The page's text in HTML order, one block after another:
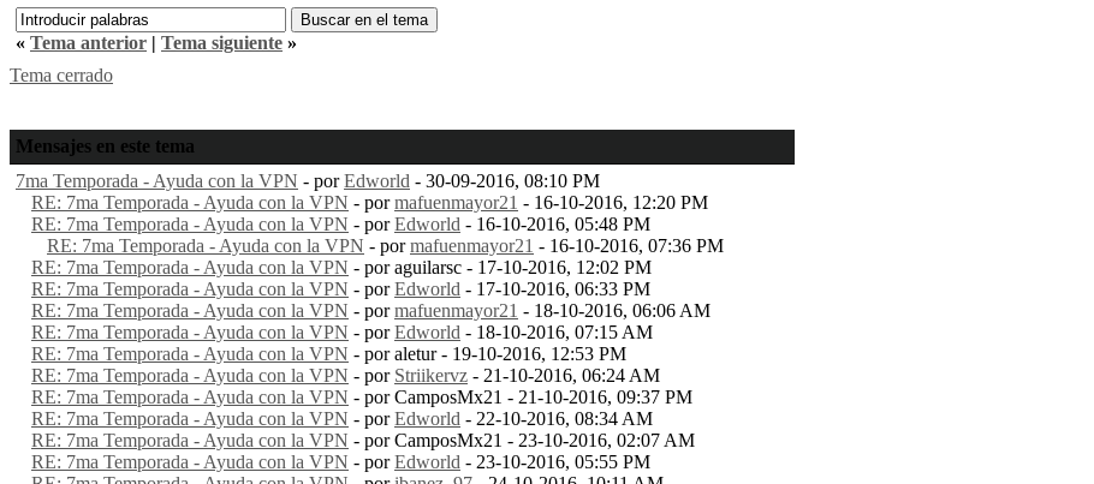
« Tema anterior | Tema siguiente »
Tema cerrado
Mensajes en este tema
7ma Temporada - Ayuda con la VPN - porEdworld - 30-09-2016, 08:10 PM
RE: 7ma Temporada - Ayuda con la VPN - pormafuenmayor21 - 16-10-2016, 12:20 PM
RE: 7ma Temporada - Ayuda con la VPN - porEdworld - 16-10-2016, 05:48 PM
RE: 7ma Temporada - Ayuda con la VPN - pormafuenmayor21 - 16-10-2016, 07:36 PM
RE: 7ma Temporada - Ayuda con la VPN - por aguilarsc - 17-10-2016, 12:02 PM
RE: 7ma Temporada - Ayuda con la VPN - porEdworld - 17-10-2016, 06:33 PM
RE: 7ma Temporada - Ayuda con la VPN - pormafuenmayor21 - 18-10-2016, 06:06 AM
RE: 7ma Temporada - Ayuda con la VPN - porEdworld - 18-10-2016, 07:15 AM
RE: 7ma Temporada - Ayuda con la VPN - por aletur - 19-10-2016, 12:53 PM
RE: 7ma Temporada - Ayuda con la VPN - por Striikervz - 21-10-2016, 06:24 AM
RE: 7ma Temporada - Ayuda con la VPN - por CamposMx21 - 21-10-2016, 09:37 PM
RE: 7ma Temporada - Ayuda con la VPN - porEdworld - 22-10-2016, 08:34 AM
RE: 7ma Temporada - Ayuda con la VPN - por CamposMx21 - 23-10-2016, 02:07 AM
RE: 7ma Temporada - Ayuda con la VPN - porEdworld - 23-10-2016, 05:55 PM